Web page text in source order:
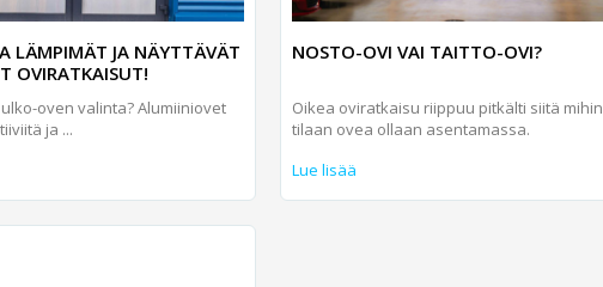
LÄMPIMÄT JA NÄYTTÄVÄT
OVIRATKAISUT!
oven valinta? Alumiini­ovet
ja ...
NOSTO-OVI VAI TAITTO-OVI?
Oikea oviratkaisu riippuu pitkälti siitä mihin
tilaan ovea ollaan asentamassa.
Lue lisää